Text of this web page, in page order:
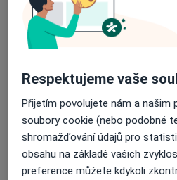
Terapeutický přístup
Rodinná terapie
Dětská psychologie
Poradenská psychologie
Psychosomatika
Psychosomatika
Více
Hlavní léčená onemocnění
Respektujeme vaše
Přijetím povolujete nám a našim
soubory cookie (nebo podobné
shromažďování údajů pro
obsahu na základě vašich
preference můžete kdykoli